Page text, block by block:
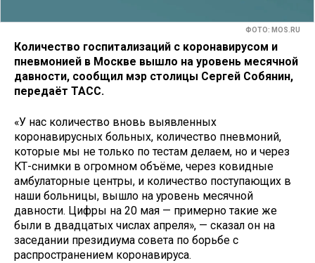
ФОТО: MOS.RU
Количество госпитализаций с коронавирусом и
пневмонией в Москве вышло на уровень месячной
давности, сообщил мэр столицы Сергей Собянин,
передаёт ТАСС.
«У нас количество вновь выявленных
коронавирусных больных, количество пневмоний,
которые мы не только по тестам делаем, но и через
КТ-снимки в огромном объёме, через ковидные
амбулаторные центры, и количество поступающих в
наши больницы, вышло на уровень месячной
давности. Цифры на 20 мая — примерно такие же
были в двадцатых числах апреля», — сказал он на
заседании президиума совета по борьбе с
распространением коронавируса.